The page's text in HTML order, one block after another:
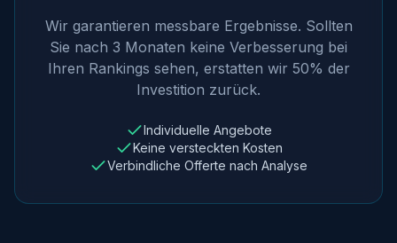
Wir garantieren messbare Ergebnisse. Sollten
Sie nach 3 Monaten keine Verbesserung bei
Ihren Rankings sehen, erstatten wir 50% der
Investition zurück.
Individuelle Angebote
Keine versteckten Kosten
Verbindliche Offerte nach Analyse